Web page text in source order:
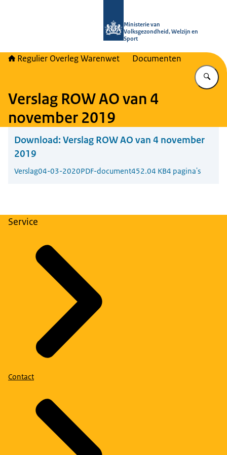
Ministerie van
Volksgezondheid, Welzijn en
Sport
Regulier Overleg Warenwet Documenten
Verslag ROW AO van 4
november 2019
Download: Verslag ROW AO van 4 november
2019
Verslag04-03-2020PDF-document452.04 KB4 pagina's
Service
Contact